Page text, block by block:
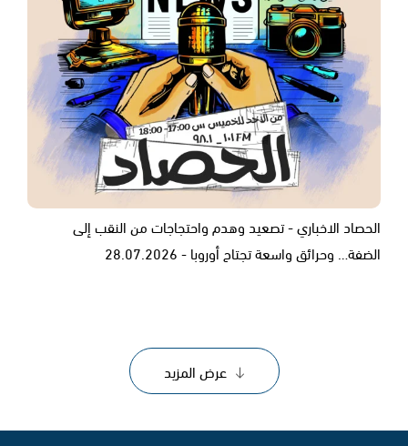
الحصاد الاخباري - تصعيد وهدم واحتجاجات من النقب إلى
الضفة… وحرائق واسعة تجتاح أوروبا - 28.07.2026
عرض المزيد